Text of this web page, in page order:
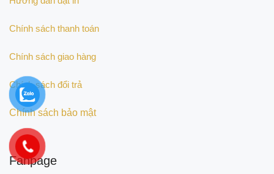
Chính sách thanh toán
Chính sách giao hàng
Chính sách đổi trả
Chính sách bảo mật
Fanpage